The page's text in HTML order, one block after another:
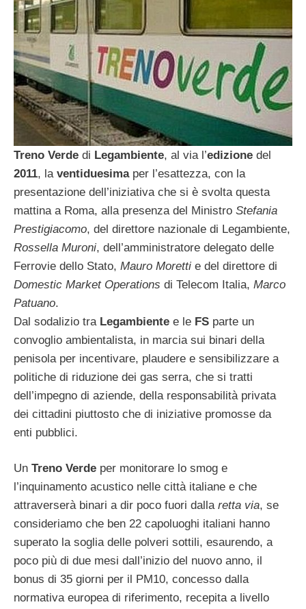
Treno Verde di Legambiente, al via l’edizione del
2011, la ventiduesimaper l’esattezza, con la
presentazione dell’iniziativa che si è svolta questa
mattina a Roma, alla presenza del Ministro Stefania
Prestigiacomo, del direttore nazionale di Legambiente,
Rossella Muroni, dell’amministratore delegato delle
Ferrovie dello Stato, Mauro Moretti e del direttore di
Domestic Market Operations di Telecom Italia, Marco
Patuano.
Dal sodalizio tra Legambiente e le FS parte un
convoglio ambientalista, in marcia sui binari della
penisola per incentivare, plaudere e sensibilizzare a
politiche di riduzione dei gas serra, che si tratti
dell’impegno di aziende, della responsabilità privata
dei cittadini piuttosto che di iniziative promosse da
enti pubblici.
Un Treno Verde per monitorare lo smog e
l’inquinamento acustico nelle città italiane e che
attraverserà binari a dir poco fuori dalla retta via, se
consideriamo che ben 22 capoluoghi italiani hanno
superato la soglia delle polveri sottili, esaurendo, a
poco più di due mesi dall’inizio del nuovo anno, il
bonus di 35 giorni per il PM10, concesso dalla
normativa europea di riferimento, recepita a livello